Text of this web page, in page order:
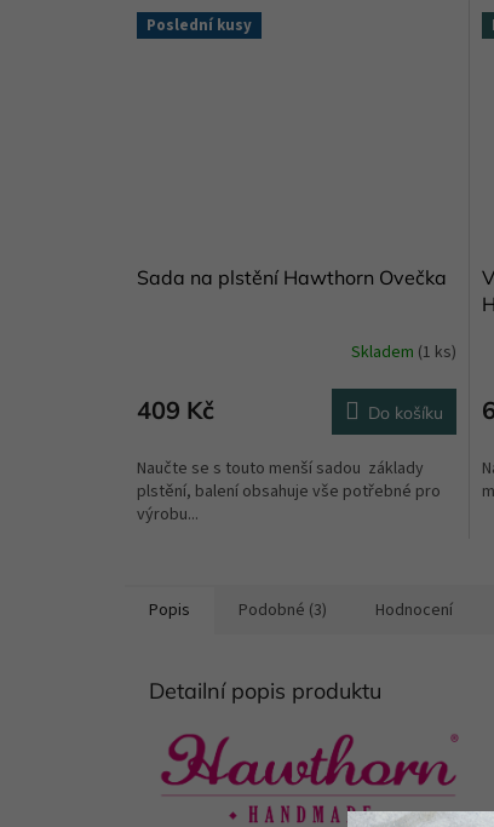
Poslední kusy
Sada na plstění Hawthorn Ovečka
Skladem (1 ks)
409 Kč Do košíku
Naučte se s touto menší sadou základy
plstění, balení obsahuje vše potřebné pro
výrobu...
Popis Podobné (3) Hodnocení
Detailní popis produktu